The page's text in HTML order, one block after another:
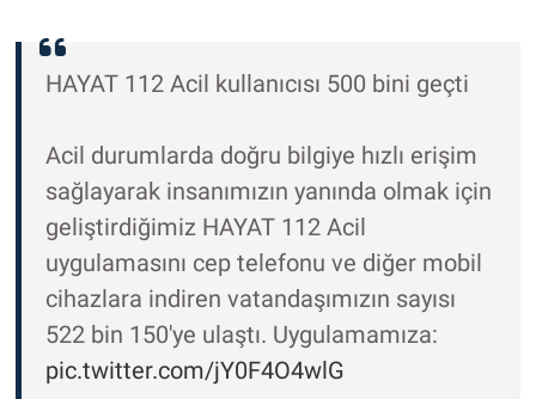
HAYAT 112 Acil kullanıcısı 500 bini geçti
Acil durumlarda doğru bilgiye hızlı erişim
sağlayarak insanımızın yanında olmak için
geliştirdiğimiz HAYAT 112 Acil
uygulamasını cep telefonu ve diğer mobil
cihazlara indiren vatandaşımızın sayısı
522 bin 150'ye ulaştı. Uygulamamıza:
pic.twitter.com/jY0F4O4wlG